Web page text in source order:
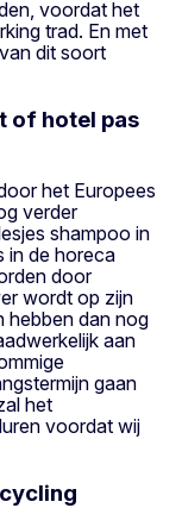
voordat het
trad. En met
dit soort
of hotel pas
het Europees
verder
shampoo in
in de horeca
door
wordt op zijn
hebben dan nog
aan
gaan
het
voordat wij